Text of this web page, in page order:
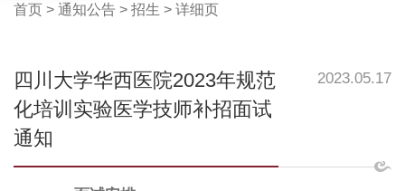
首页 > 通知公告> 招生 > 详细页
四川大学华西医院2023年规范
化培训实验医学技师补招面试
通知
2023.05.17